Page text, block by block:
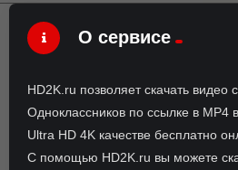
О сервисе
HD2K.ru позволяет скачать
Одноклассников по ссылке в MP4
Ultra HD 4K качестве бесплатно
С помощью HD2K.ru вы можете